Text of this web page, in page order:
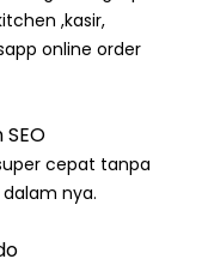
,kasir,
online order
cepat tanpa
nya.